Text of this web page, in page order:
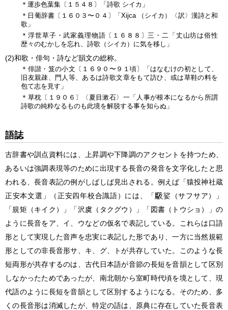
＊運歩色葉集〔１５４８〕「詩歌 シイカ」
＊日葡辞書〔１６０３〜０４〕「Xijca （シイカ）〈訳〉漢詩と和
歌」
＊浮世草子・武家義理物語〔１６８８〕三・二「丈山坊は俗性
歴々のむかしを忘れ、詩歌（シイカ）に気を移し」
(2)和歌・俳句・詩など韻文の総称。
＊俳諧・笈の小文〔１６９０〜９１頃〕「はなむけの初として、
旧友親疎、門人等、あるは詩歌文章をもて訪ひ、或は草鞋の料を
包て志を見す」
＊草枕〔１９０６〕〈夏目漱石〉一「人事が根本になるから所謂
詩歌の純粋なるものも此境を解脱する事を知らぬ」
語誌
古辞書や訓点資料には、上昇調や下降調のアクセントを持つため、
あるいは強調表現等のために出現する長音の発音を文字化したと思
われる、長音表記の例がしばしば見出される。例えば「猿投神社蔵
正安本文選」（正安四年校合識語）には、「
娑（サフサア）」
「規矩（キイク）」「沢虞（タクグウ）」「図書（トウショ）」の
ように長音をア、イ、ウなどの仮名で表記している。これらは口語
形として実現した音声を忠実に表記した形であり、一方に当然規範
形としての非長音形サ、キ、グ、トが共存していた。このような長
短両形が共存するのは、古代日本語が音節の長短を音韻として区別
しなかったためであったが、南北朝から室町時代頃を境として、現
代語のように長短を音韻として区別するようになる。そのため、多
くの長音形は消滅したが、特定の語は、原典に存在していた長音表